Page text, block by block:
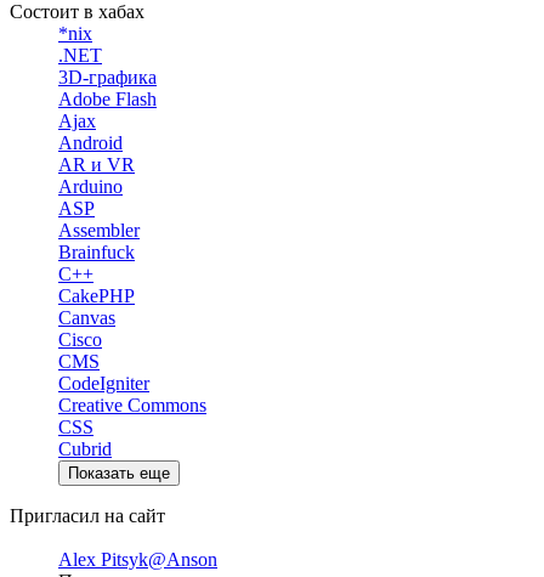
Состоит в хабах
*nix
.NET
3D-графика
Adobe Flash
Ajax
Android
AR и VR
Arduino
ASP
Assembler
Brainfuck
C++
CakePHP
Canvas
Cisco
CMS
CodeIgniter
Creative Commons
CSS
Cubrid
Показать еще
Пригласил на сайт
Alex Pitsyk@Anson